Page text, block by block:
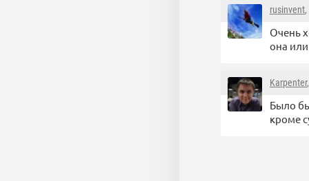
rusinvent
Очень
она
Karpenter
Было
кроме